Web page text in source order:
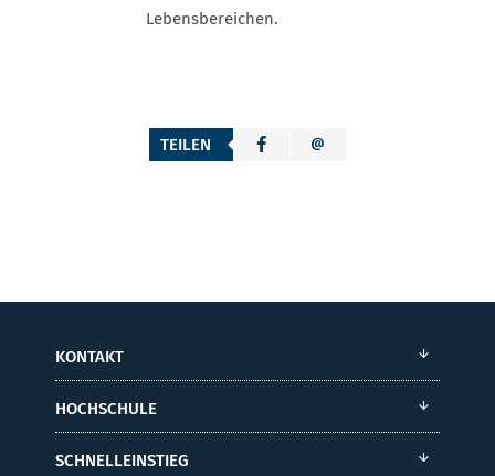
Lebensbereichen.
TEILEN
KONTAKT
HOCHSCHULE
SCHNELLEINSTIEG